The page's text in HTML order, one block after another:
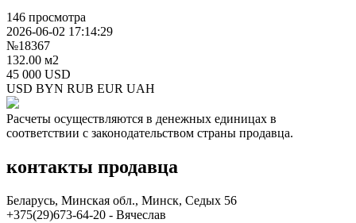
146 просмотра
2026-06-02 17:14:29
№18367
132.00 м2
45 000 USD
USD BYN RUB EUR UAH
Расчеты осуществляются в денежных единицах в
соответствии с законодательством страны продавца.
контакты продавца
Беларусь, Минская обл., Минск, Седых 56
+375(29)673-64-20 - Вячеслав